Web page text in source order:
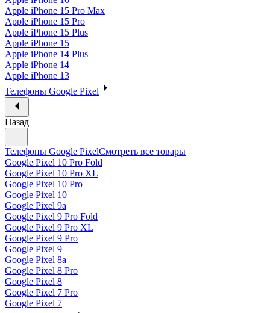
Apple iPhone 15 Pro Max
Apple iPhone 15 Pro
Apple iPhone 15 Plus
Apple iPhone 15
Apple iPhone 14 Plus
Apple iPhone 14
Apple iPhone 13
Телефоны Google Pixel
Назад
Телефоны Google PixelСмотреть все товары
Google Pixel 10 Pro Fold
Google Pixel 10 Pro XL
Google Pixel 10 Pro
Google Pixel 10
Google Pixel 9a
Google Pixel 9 Pro Fold
Google Pixel 9 Pro XL
Google Pixel 9 Pro
Google Pixel 9
Google Pixel 8a
Google Pixel 8 Pro
Google Pixel 8
Google Pixel 7 Pro
Google Pixel 7